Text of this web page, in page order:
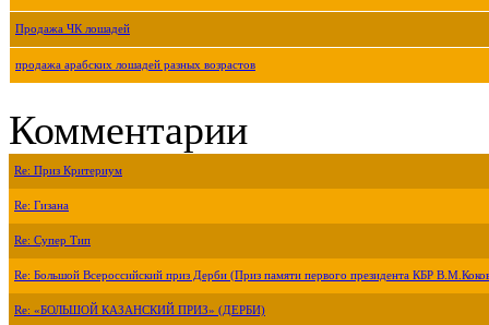
Продажа ЧК лошадей
продажа арабских лошадей разных возрастов
Комментарии
Re: Приз Критериум
Re: Гизана
Re: Супер Тип
Re: Большой Всероссийский приз Дерби (Приз памяти первого президента КБР
Re: «БОЛЬШОЙ КАЗАНСКИЙ ПРИЗ» (ДЕРБИ)